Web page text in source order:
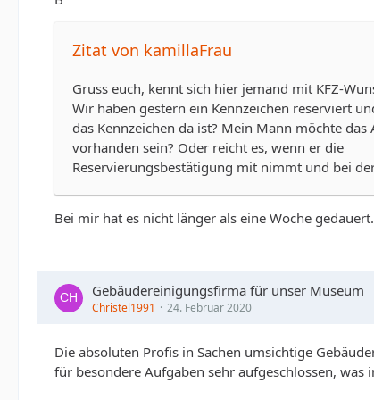
Zitat von kamillaFrau
Gruss euch, kennt sich hier jemand mit KFZ-
Wir haben gestern ein Kennzeichen reserviert
das Kennzeichen da ist? Mein Mann möchte
vorhanden sein? Oder reicht es, wenn er die
Reservierungsbestätigung mit nimmt und bei
Bei mir hat es nicht länger als eine Woche
Gebäudereinigungsfirma für unser Museum
Christel1991 24. Februar 2020
Die absoluten Profis in Sachen umsichtige
für besondere Aufgaben sehr aufgeschlossen,